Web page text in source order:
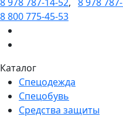
8 800 775-45-53
Каталог
Спецодежда
Спецобувь
Средства защиты